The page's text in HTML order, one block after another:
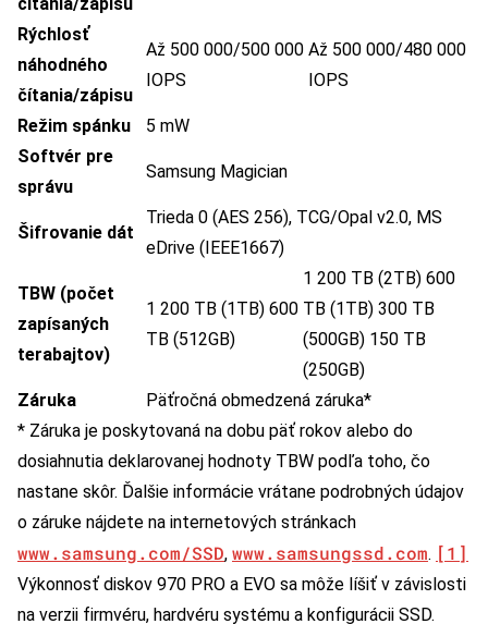
čítania/zápisu
Rýchlosť
náhodného
čítania/zápisu
Až 500 000/500 000
IOPS
Až 500 000/480 000
IOPS
Režim spánku
5 mW
Softvér pre
správu
Samsung Magician
Šifrovanie dát
Trieda 0 (AES 256), TCG/Opal v2.0, MS
eDrive (IEEE1667)
TBW (počet
zapísaných
terabajtov)
1 200 TB (1TB) 600
TB (512GB)
1 200 TB (2TB) 600
TB (1TB) 300 TB
(500GB) 150 TB
(250GB)
Záruka
Päťročná obmedzená záruka*
* Záruka je poskytovaná na dobu päť rokov alebo do
dosiahnutia deklarovanej hodnoty TBW podľa toho, čo
nastane skôr. Ďalšie informácie vrátane podrobných údajov
o záruke nájdete na internetových stránkach
www.samsung.com/SSD, www.samsungssd.com. [1]
Výkonnosť diskov 970 PRO a EVO sa môže líšiť v závislosti
na verzii firmvéru, hardvéru systému a konfigurácii SSD.